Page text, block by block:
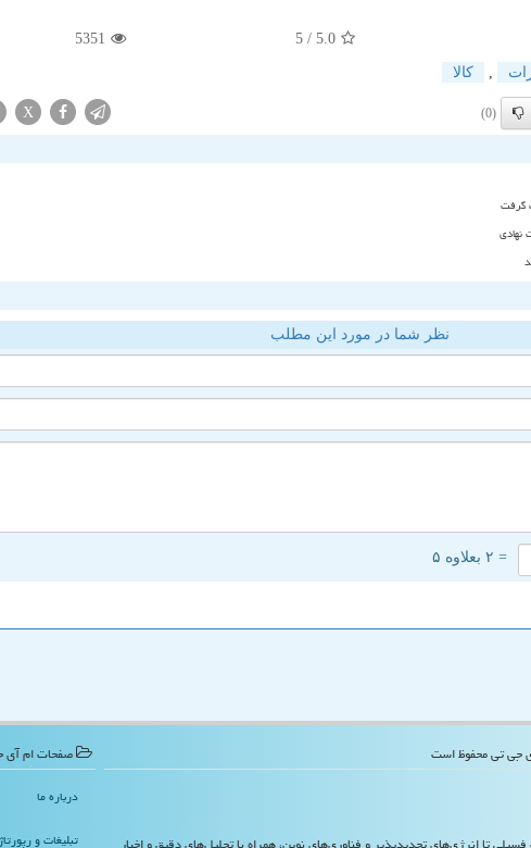
5.0
/ 5
5351
كالا
(0)
X
نظر شما در مورد این مطلب
= ۲ بعلاوه ۵
صفحات ام آی
درباره ما
تبلیغات و